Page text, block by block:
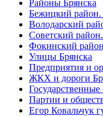
Районы Брянска
Бежицкий район.
Володарский
Советский
Фокинский
Улицы Брянска
Предприятия и
ЖКХ и дороги
Партии и
Егор Ковальчук